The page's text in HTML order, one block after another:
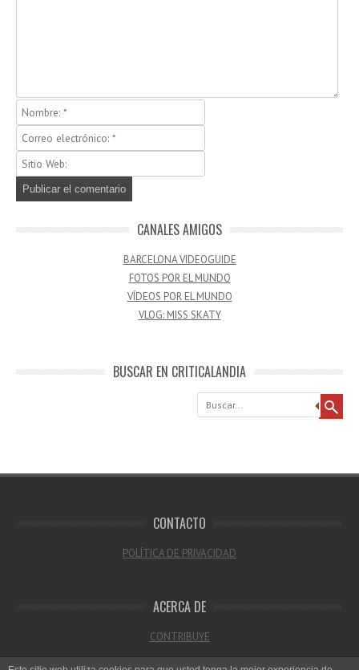
CANALES AMIGOS
BARCELONA VIDEOGUIDE
FOTOS POR EL MUNDO
VÍDEOS POR EL MUNDO
VLOG: MISS SKATY
BUSCAR EN CRITICALANDIA
Buscar
CONTACTO
POLÍTICA DE PRIVACIDAD
ACERCA DE
CONTRIBUYE